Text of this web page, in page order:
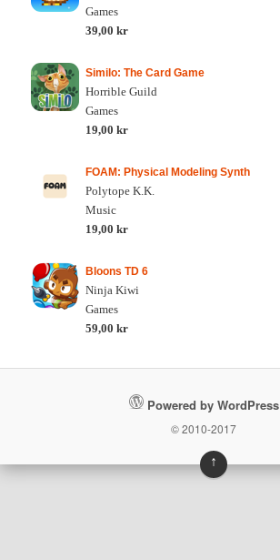
Games
39,00 kr
Similo: The Card Game
Horrible Guild
Games
19,00 kr
FOAM: Physical Modeling Synth
Polytope K.K.
Music
19,00 kr
Bloons TD 6
Ninja Kiwi
Games
59,00 kr
Powered by WordPress
© 2010-2017
↑